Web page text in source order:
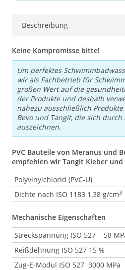
Beschreibung
Keine Kompromisse bitte!
Um perfektes
wir als Fachbetrieb für
großen Wert auf die
der Produkte und deshalb
nahezu ausschließlich
Bevo und Tangit, die sich
auszeichnen.
PVC Bauteile von Meranus und
empfehlen wir Tangit Kleber und
Polyvinylchlorid (PVC-U)
Dichte nach ISO 1183 1,38 g/cm3
Mechanische Eigenschaften
Streckspannung ISO 527 58
Reißdehnung ISO 527 15 %
Zug-E-Modul ISO 527 3000 MPa